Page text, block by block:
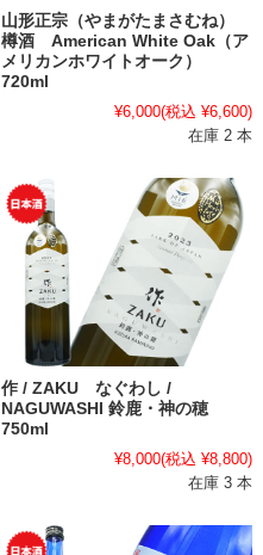
山形正宗（やまがたまさむね）
樽酒 American White Oak（ア
メリカンホワイトオーク）
720ml
¥6,000(税込 ¥6,600)
在庫 2 本
作 / ZAKU なぐわし /
NAGUWASHI 鈴鹿・神の穂
750ml
¥8,000(税込 ¥8,800)
在庫 3 本